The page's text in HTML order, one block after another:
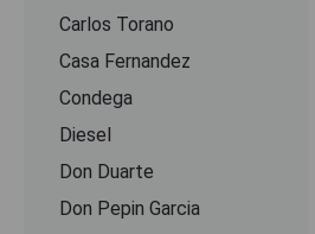
Carlos Torano
Casa Fernandez
Condega
Diesel
Don Duarte
Don Pepin Garcia